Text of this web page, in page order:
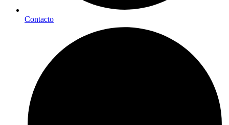
Contacto